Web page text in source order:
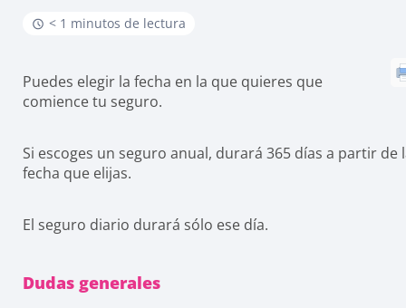
< 1 minutos de lectura
Puedes elegir la fecha en la que quieres que
comience tu seguro.
Si escoges un seguro anual, durará 365 días a partir de
fecha que elijas.
El seguro diario durará sólo ese día.
Dudas generales